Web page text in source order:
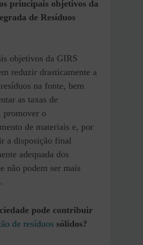
principais objetivos da
de Resíduos
objetivos da GIRS
reduzir drasticamente a
na fonte, bem
as taxas de
promover o
de materiais e, por
a disposição final
adequada dos
não podem ser mais
pode contribuir
de resíduos sólidos?